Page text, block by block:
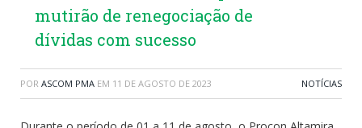
mutirão de renegociação de
dívidas com sucesso
POR ASCOM PMA EM 11 DE AGOSTO DE 2023 NOTÍCIAS